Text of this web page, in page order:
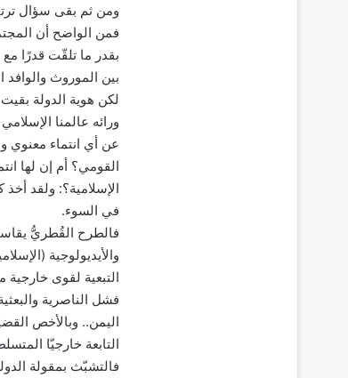
ومن ثم بقى سؤال
فمن الواضح أن
بقدر ما تلقّت قدرًا مع
بين الموروث
لكن هوية الدولة
ورائه عالمنا
عن أي انتماء معنوي
القومي؟ أم إن لها
الإسلامية؟: ولقد
في السوء.
فالطرح القُطريُّ يقاسي
والأيديولوجية
التبعية لقوى
فشل الناصرية
اليمن.. وبالأخص
التابعة خارجيّا
فالتشبّث بمقولة